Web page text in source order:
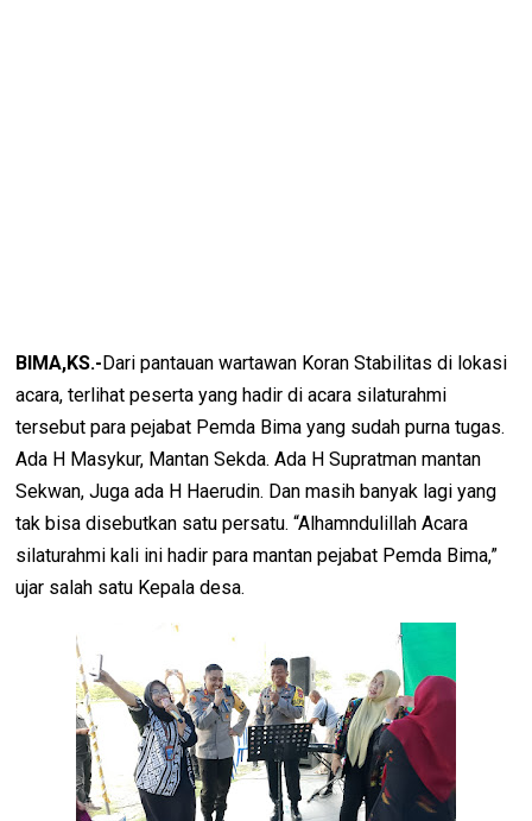
BIMA,KS.-Dari pantauan wartawan Koran Stabilitas di lokasi
acara, terlihat peserta yang hadir di acara silaturahmi
tersebut para pejabat Pemda Bima yang sudah purna tugas.
Ada H Masykur, Mantan Sekda. Ada H Supratman mantan
Sekwan, Juga ada H Haerudin. Dan masih banyak lagi yang
tak bisa disebutkan satu persatu. “Alhamndulillah Acara
silaturahmi kali ini hadir para mantan pejabat Pemda Bima,”
ujar salah satu Kepala desa.